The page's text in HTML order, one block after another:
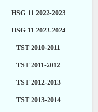
HSG 11 2022-2023
HSG 11 2023-2024
TST 2010-2011
TST 2011-2012
TST 2012-2013
TST 2013-2014